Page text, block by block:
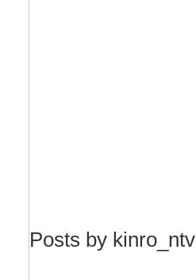
Posts by kinro_ntv